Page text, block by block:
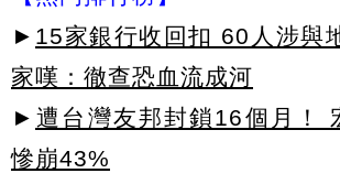
► 15家銀行收回扣 60人涉與
家嘆：徹查恐血流成河
► 遭台灣友邦封鎖16個月！
慘崩43%